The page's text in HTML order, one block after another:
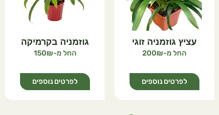
עציץ גוזמניה זוגי
200
לפרטים נוספים
גוזמניה בקרמיקה
150
לפרטים נוספים